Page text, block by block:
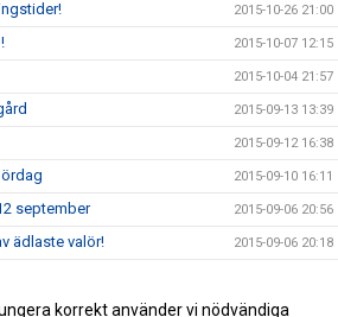
2015-10-26 21:00
2015-10-07 12:15
2015-10-04 21:57
2015-09-13 13:39
2015-09-12 16:38
2015-09-10 16:11
september 2015-09-06 20:56
ädlaste valör! 2015-09-06 20:18
2015-09-05 15:20
korrekt använder vi nödvändiga